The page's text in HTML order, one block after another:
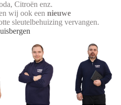
Citroën enz.
wij ook een nieuwe
sleutelbehuizing vervangen.